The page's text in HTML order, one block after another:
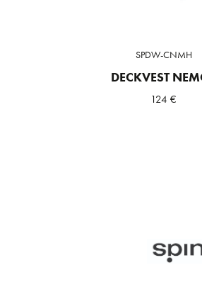
SPDW-CNMH
DECKVEST
124€